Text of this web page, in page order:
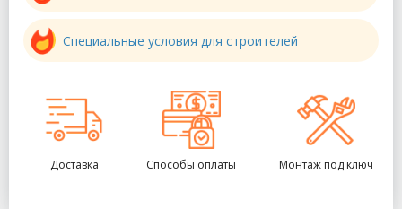
Специальные условия для строителей
Доставка Способы оплаты Монтаж под ключ